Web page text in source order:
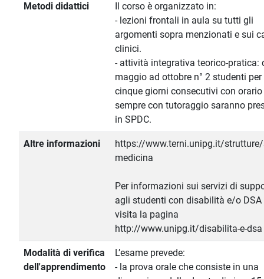
Metodi didattici
Il corso è organizzato in:
- lezioni frontali in aula su tutti gli
argomenti sopra menzionati e sui
clinici.
- attività integrativa teorico-pratica:
maggio ad ottobre n° 2 studenti per
cinque giorni consecutivi con orario
sempre con tutoraggio saranno
in SPDC.
Altre informazioni
https://www.terni.unipg.it/strutture/
medicina
Per informazioni sui servizi di
agli studenti con disabilità e/o DSA
visita la pagina
http://www.unipg.it/disabilita-e-dsa
Modalità di verifica
dell'apprendimento
L’esame prevede:
- la prova orale che consiste in una